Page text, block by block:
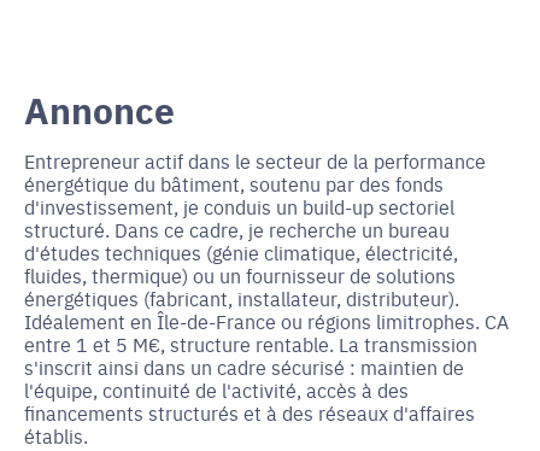
Annonce
Entrepreneur actif dans le secteur de la performance
énergétique du bâtiment, soutenu par des fonds
d'investissement, je conduis un build-up sectoriel
structuré. Dans ce cadre, je recherche un bureau
d'études techniques (génie climatique, électricité,
fluides, thermique) ou un fournisseur de solutions
énergétiques (fabricant, installateur, distributeur).
Idéalement en Île-de-France ou régions limitrophes. CA
entre 1 et 5 M€, structure rentable. La transmission
s'inscrit ainsi dans un cadre sécurisé : maintien de
l'équipe, continuité de l'activité, accès à des
financements structurés et à des réseaux d'affaires
établis.